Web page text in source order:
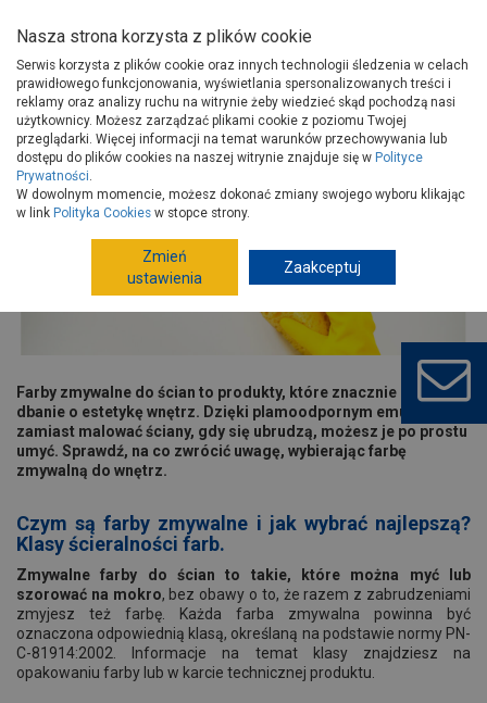
Strona główna Porady
Wykończenie
Ściany wewnętrzne i sufity
Jak wybrać farbę plamoodporną?
Jak wybrać farbę plamoodporną?
Farby zmywalne do ścian to produkty, które znacznie ułatwiają
dbanie o estetykę wnętrz. Dzięki plamoodpornym emulsjom,
zamiast malować ściany, gdy się ubrudzą, możesz je po prostu
umyć. Sprawdź, na co zwrócić uwagę, wybierając farbę
zmywalną do wnętrz.
Czym są farby zmywalne i jak wybrać najlepszą?
Klasy ścieralności farb.
Zmywalne farby do ścian to takie, które można myć lub
szorować na mokro, bez obawy o to, że razem z zabrudzeniami
zmyjesz też farbę. Każda farba zmywalna powinna być
oznaczona odpowiednią klasą, określaną na podstawie normy PN-
C-81914:2002. Informacje na temat klasy znajdziesz na
opakowaniu farby lub w karcie technicznej produktu.
Nasza strona korzysta z plików cookie
Serwis korzysta z plików cookie oraz innych technologii śledzenia w celach
prawidłowego funkcjonowania, wyświetlania spersonalizowanych treści i
reklamy oraz analizy ruchu na witrynie żeby wiedzieć skąd pochodzą nasi
użytkownicy. Możesz zarządzać plikami cookie z poziomu Twojej
przeglądarki. Więcej informacji na temat warunków przechowywania lub
dostępu do plików cookies na naszej witrynie znajduje się w Polityce
Prywatności.
W dowolnym momencie, możesz dokonać zmiany swojego wyboru klikając
w link Polityka Cookies w stopce strony.
Zmień
ustawienia
Zaakceptuj